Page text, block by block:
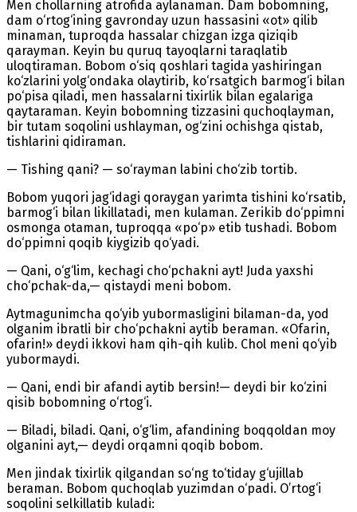
Men chollarning atrofida aylanaman. Dam bobomning,
dam o‘rtog‘ining gavronday uzun hassasini «ot» qilib
minaman, tuproqda hassalar chizgan izga qiziqib
qarayman. Keyin bu quruq tayoqlarni taraqlatib
uloqtiraman. Bobom o‘siq qoshlari tagida yashiringan
ko‘zlarini yolg‘ondaka olaytirib, ko‘rsatgich barmog‘i bilan
po‘pisa qiladi, men hassalarni tixirlik bilan egalariga
qaytaraman. Keyin bobomning tizzasini quchoqlayman,
bir tutam soqolini ushlayman, og‘zini ochishga qistab,
tishlarini qidiraman.
— Tishing qani? — so‘rayman labini cho‘zib tortib.
Bobom yuqori jag‘idagi qoraygan yarimta tishini ko‘rsatib,
barmog‘i bilan likillatadi, men kulaman. Zerikib do‘ppimni
osmonga otaman, tuproqqa «po‘p» etib tushadi. Bobom
do‘ppimni qoqib kiygizib qo‘yadi.
— Qani, o‘g‘lim, kechagi cho‘pchakni ayt! Juda yaxshi
cho‘pchak-da,— qistaydi meni bobom.
Aytmagunimcha qo‘yib yubormasligini bilaman-da, yod
olganim ibratli bir cho‘pchakni aytib beraman. «Ofarin,
ofarin!» deydi ikkovi ham qih-qih kulib. Chol meni qo‘yib
yubormaydi.
— Qani, endi bir afandi aytib bersin!— deydi bir ko‘zini
qisib bobomning o‘rtog‘i.
— Biladi, biladi. Qani, o‘g‘lim, afandining boqqoldan moy
olganini ayt,— deydi orqamni qoqib bobom.
Men jindak tixirlik qilgandan so‘ng to‘tiday g‘ujillab
beraman. Bobom quchoqlab yuzimdan o‘padi. O’rtog‘i
soqolini selkillatib kuladi: